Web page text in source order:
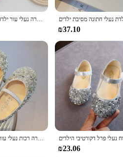
for Active Children**
the needs of an active child, our
and climbing that comes with
that can withstand the test of time.
and Accessible**
that every child's foot is unique,
your child can enjoy the comfort and
making them a popular choice for parents
2024 האביב בנות 1 עד 12 בנות להתלבש נעליים נעליים מחודד הבוהן ילדת העשרה נעלי עור ילדה נעלי כלה f12131
₪37.10
פאייטים נעליים בנות אביב סתיו ילדים מסיבה נעלי נסיכת סתיו נעלי בית לנערה רכות נעלי עור ורוד, כסף, כחול
₪23.06